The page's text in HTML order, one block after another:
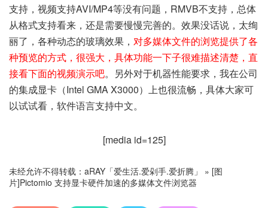
支持，视频支持AVI/MP4等没有问题，RMVB不支持，总体
从格式支持看来，还是需要慢慢完善的。效果没话说，太绚
丽了，各种动态的玻璃效果， 对多媒体文件的浏览提供了各
种预览的方式，很强大，具体功能一下子很难描述清楚，直
接看下面的视频演示吧。另外对于机器性能要求，我在公司
的集成显卡（Intel GMA X3000）上也很流畅，具体大家可
以试试看，软件语言支持中文。
[media id=125]
未经允许不得转载： aRAY「爱生活.爱剁手.爱折腾」 » [图
片]Pictomio 支持显卡硬件加速的多媒体文件浏览器